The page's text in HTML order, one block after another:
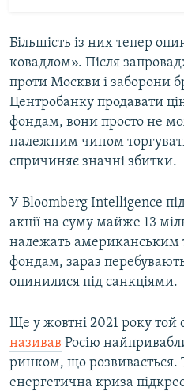
Більшість із них тепер
ковадлом». Після
проти Москви і заборони
Центробанку продавати
фондам, вони просто не
належним чином
спричиняє значні збитки.
У Bloomberg Intelligence
акції на суму майже 13
належать американським
фондам, зараз
опинилися під санкціями.
Ще у жовтні 2021 року
називав Росію
ринком, що розвивається.
енергетична криза